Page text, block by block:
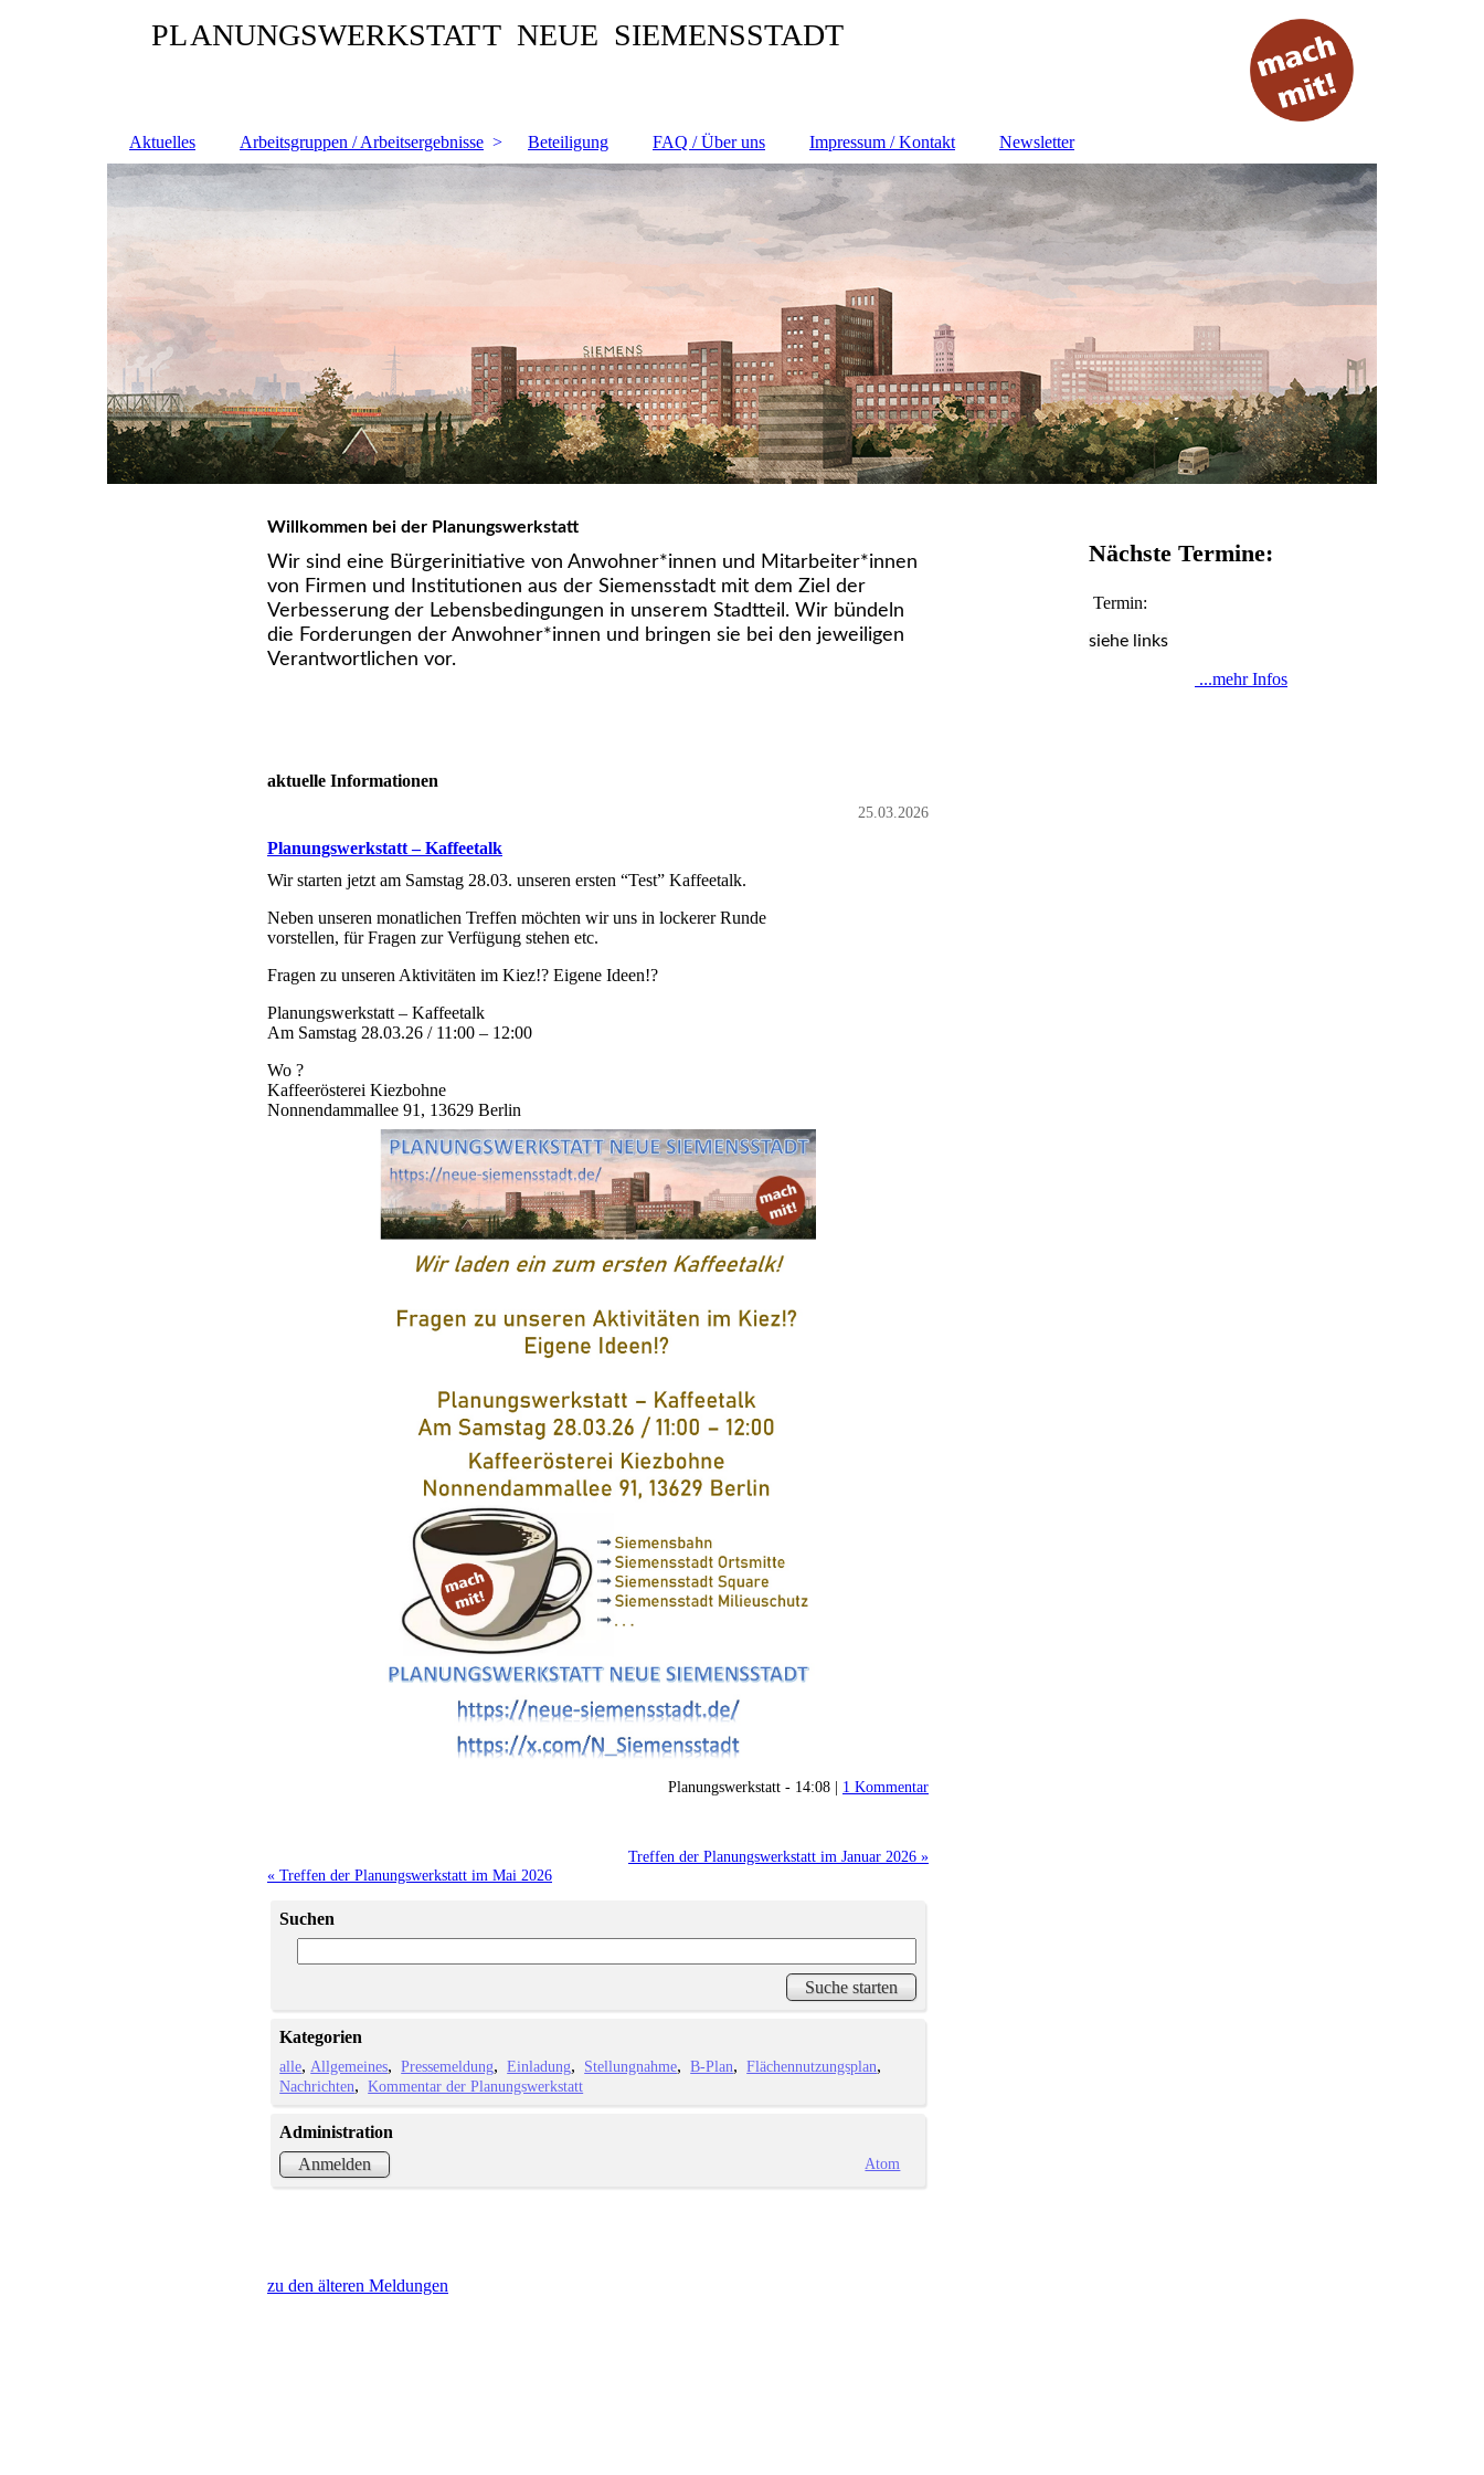
PLANUNGSWERKSTATT NEUE SIEMENSSTADT
Aktuelles Arbeitsgruppen / Arbeitsergebnisse Beteiligung FAQ / Über uns Impressum / Kontakt Newsletter
Willkommen bei der Planungswerkstatt
Wir sind eine Bürgerinitiative von Anwohner*innen und Mitarbeiter*innen
von Firmen und Institutionen aus der Siemensstadt mit dem Ziel der
Verbesserung der Lebensbedingungen in unserem Stadtteil. Wir bündeln
die Forderungen der Anwohner*innen und bringen sie bei den jeweiligen
Verantwortlichen vor.
aktuelle Informationen
25.03.2026
Planungswerkstatt – Kaffeetalk
Wir starten jetzt am Samstag 28.03. unseren ersten “Test” Kaffeetalk.
Neben unseren monatlichen Treffen möchten wir uns in lockerer Runde
vorstellen, für Fragen zur Verfügung stehen etc.
Fragen zu unseren Aktivitäten im Kiez!? Eigene Ideen!?
Planungswerkstatt – Kaffeetalk
Am Samstag 28.03.26 / 11:00 – 12:00
Wo ?
Kaffeerösterei Kiezbohne
Nonnendammallee 91, 13629 Berlin
Planungswerkstatt - 14:08 | 1 Kommentar
Treffen der Planungswerkstatt im Januar 2026 »
« Treffen der Planungswerkstatt im Mai 2026
Suchen
Kategorien
alle Allgemeines Pressemeldung Einladung Stellungnahme B-Plan
Flächennutzungsplan
Nachrichten
Kommentar der Planungswerkstatt
Administration
Anmelden
Atom
zu den älteren Meldungen
Nächste Termine:
Termin:
siehe links
...mehr Infos